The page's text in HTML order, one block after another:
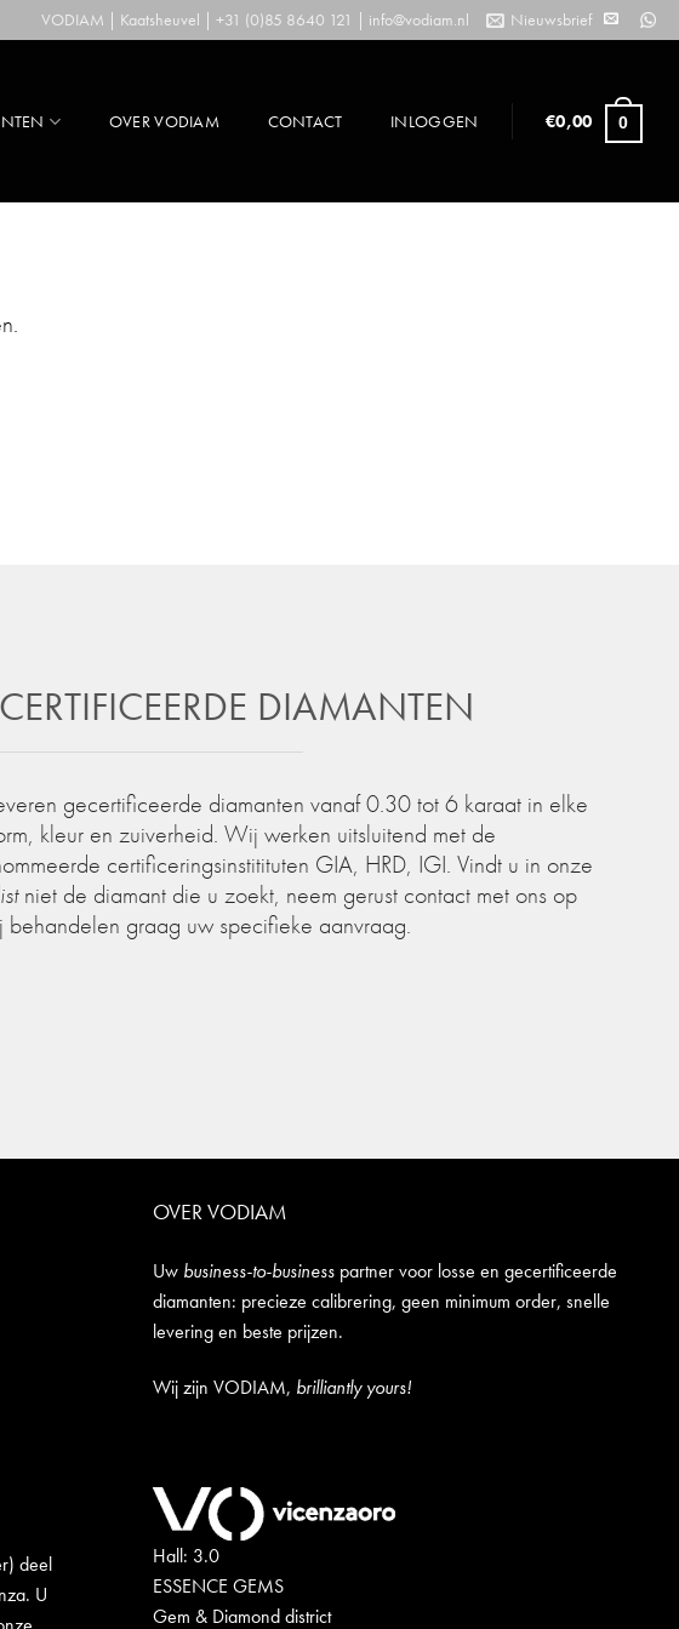
VODIAM | Kaatsheuvel | +31 (0)85 8640 121 | info@vodiam.nl Nieuwsbrief
OVER VODIAM CONTACT INLOGGEN €0,00 0
DIAMANTEN
gecertificeerde diamanten vanaf 0.30 tot 6 karaat in elke
kleur en zuiverheid. Wij werken uitsluitend met de
certificeringsinstitituten GIA, HRD, IGI. Vindt u in onze
niet de diamant die u zoekt, neem gerust contact met ons op
behandelen graag uw specifieke aanvraag.
deel
U
OVER VODIAM
Uw business-to-businesspartner voor losse en gecertificeerde
diamanten: precieze calibrering, geen minimum order, snelle
levering en beste prijzen.
Wij zijn VODIAM, brilliantly yours!
Hall: 3.0
ESSENCE GEMS
Gem & Diamond district